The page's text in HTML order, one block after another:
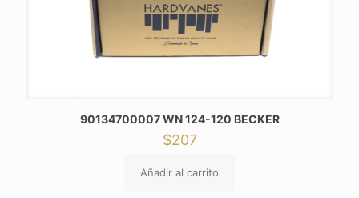
90134700007 WN 124-120 BECKER
$207
Añadir al carrito